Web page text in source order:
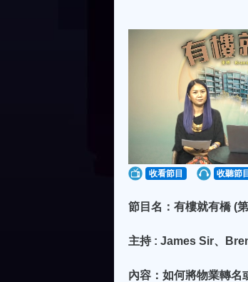
收看節目 收聽節
節目名：有樓就有橋 (
主持 : James Sir、
內容：如何將物業轉名